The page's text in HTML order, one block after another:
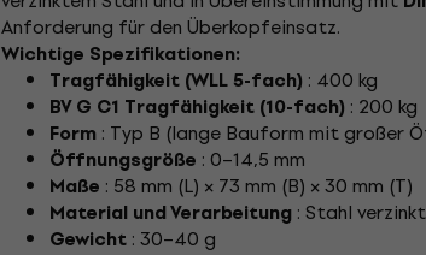
Anforderung für den Überkopfeinsatz.
Wichtige Spezifikationen:
Tragfähigkeit (WLL 5-fach) : 400 kg
BV G C1 Tragfähigkeit (10-fach) : 200 kg
Form : Typ B (lange Bauform mit großer
Öffnungsgröße : 0–14,5 mm
Maße : 58 mm (L) × 73 mm (B) × 30 mm (T)
Material und Verarbeitung : Stahl
Gewicht : 30–40 g